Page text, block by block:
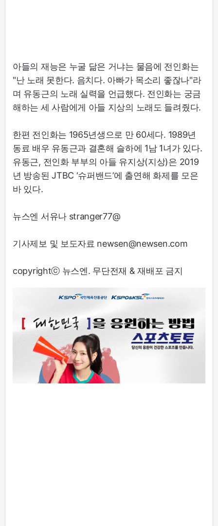
아들의 재능은 누굴 닮은 거냐는 물음에 전인화는
"난 노래 못한다. 음치다. 아빠가 목소리 좋잖나"라
며 유동근의 노래 실력을 언급했다. 전인화는 궁금
해하는 세 사람에게 아들 지상의 노래도 들려줬다.
한편 전인화는 1965년생으로 만 60세다. 1989년
동료 배우 유동근과 결혼해 슬하에 1남 1녀가 있다.
유동근, 전인화 부부의 아들 유지상(지상)은 2019
년 방송된 JTBC ‘슈퍼밴드’에 출연해 화제를 모은
바 있다.
뉴스엔 서유나 stranger77@
기사제보 및 보도자료 newsen@newsen.com
copyrightⓒ 뉴스엔. 무단전재 & 재배포 금지